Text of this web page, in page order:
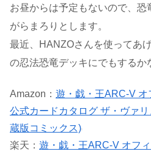
お昼からは予定もないので、
がらまろりとします。
最近、HANZOさんを使ってあ
の忍法恐竜デッキにでもするか
Amazon： 遊・戯・王ARC-V オ
公式カードカタログ ザ・ヴァ
蔵版コミックス)
楽天： 遊・戯・王ARC-V オフ